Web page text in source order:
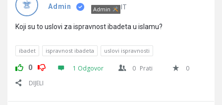
Pitanja
Admin Admin IT
Koji su to uslovi za ispravnost ibadeta u islamu?
ibadet ispravnost ibadeta uslovi ispravnosti
0 1 Odgovor 0 Prati
0
DIJELI